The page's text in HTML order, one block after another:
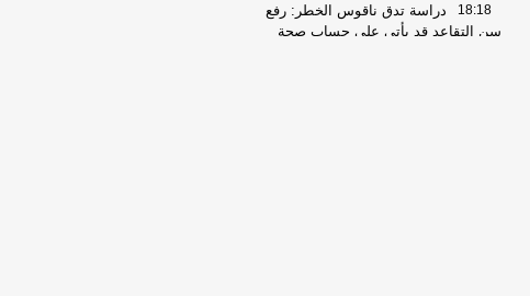
18:18
دراسة تدق ناقوس الخطر: رفع
سن التقاعد قد يأتي على حساب صحة